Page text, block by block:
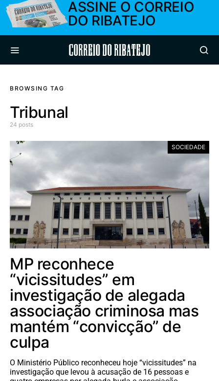
ASSINE O CORREIO
DO RIBATEJO
Correio do Ribatejo
BROWSING TAG
Tribunal
24 posts
SOCIEDADE
MP reconhece
“vicissitudes” em
investigação de alegada
associação criminosa mas
mantém “convicção” de
culpa
O Ministério Público reconheceu hoje “vicissitudes” na
investigação que levou à acusação de 16 pessoas e